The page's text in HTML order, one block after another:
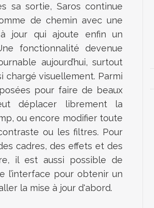
sa sortie, Saros continue
de chemin avec une
jour qui ajoute enfin un
fonctionnalité devenue
aujourd’hui, surtout
chargé visuellement. Parmi
pour faire de beaux
déplacer librement la
ou encore modifier toute
ou les filtres. Pour
cadres, des effets et des
il est aussi possible de
l’interface pour obtenir un
la mise à jour d'abord.